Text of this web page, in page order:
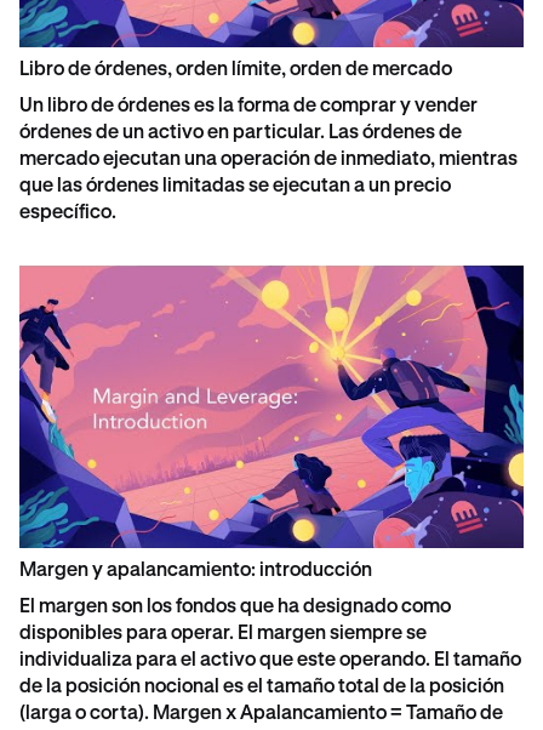
Libro de órdenes, orden límite, orden de mercado
Un libro de órdenes es la forma de comprar y vender
órdenes de un activo en particular. Las órdenes de
mercado ejecutan una operación de inmediato, mientras
que las órdenes limitadas se ejecutan a un precio
específico.
Margen y apalancamiento: introducción
El margen son los fondos que ha designado como
disponibles para operar. El margen siempre se
individualiza para el activo que este operando. El tamaño
de la posición nocional es el tamaño total de la posición
(larga o corta). Margen x Apalancamiento = Tamaño de